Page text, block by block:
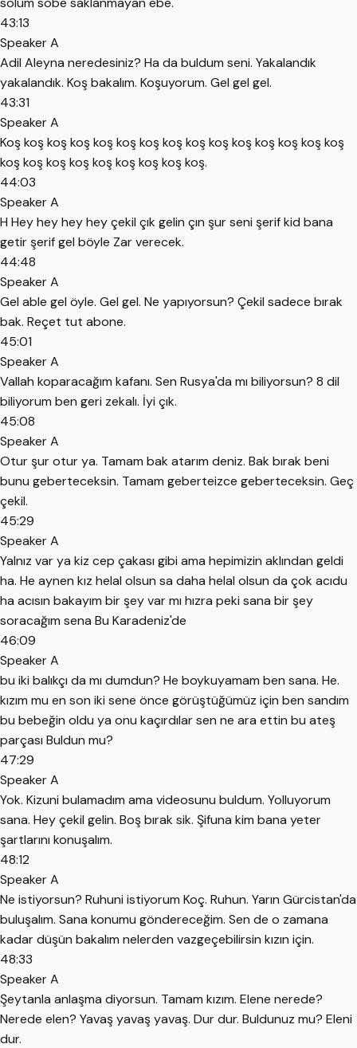
43:13
Speaker A
Adil Aleyna neredesiniz? Ha da buldum seni. Yakalandık
yakalandık. Koş bakalım. Koşuyorum. Gel gel gel.
43:31
Speaker A
Koş koş koş koş koş koş koş koş koş koş koş koş koş koş koş
koş koş koş koş koş koş koş koş koş.
44:03
Speaker A
H Hey hey hey hey çekil çık gelin çın şur seni şerif kid bana
getir şerif gel böyle Zar verecek.
44:48
Speaker A
Gel able gel öyle. Gel gel. Ne yapıyorsun? Çekil sadece bırak
bak. Reçet tut abone.
45:01
Speaker A
Vallah koparacağım kafanı. Sen Rusya'da mı biliyorsun? 8 dil
biliyorum ben geri zekalı. İyi çık.
45:08
Speaker A
Otur şur otur ya. Tamam bak atarım deniz. Bak bırak beni
bunu geberteceksin. Tamam geberteizce geberteceksin. Geç
çekil.
45:29
Speaker A
Yalnız var ya kiz cep çakası gibi ama hepimizin aklından geldi
ha. He aynen kız helal olsun sa daha helal olsun da çok acıdu
ha acısın bakayım bir şey var mı hızra peki sana bir şey
soracağım sena Bu Karadeniz'de
46:09
Speaker A
bu iki balıkçı da mı dumdun? He boykuyamam ben sana. He.
kızım mu en son iki sene önce görüştüğümüz için ben sandım
bu bebeğin oldu ya onu kaçırdılar sen ne ara ettin bu ateş
parçası Buldun mu?
47:29
Speaker A
Yok. Kizuni bulamadım ama videosunu buldum. Yolluyorum
sana. Hey çekil gelin. Boş bırak sik. Şifuna kim bana yeter
şartlarını konuşalım.
48:12
Speaker A
Ne istiyorsun? Ruhuni istiyorum Koç. Ruhun. Yarın Gürcistan'da
buluşalım. Sana konumu göndereceğim. Sen de o zamana
kadar düşün bakalım nelerden vazgeçebilirsin kızın için.
48:33
Speaker A
Şeytanla anlaşma diyorsun. Tamam kızım. Elene nerede?
Nerede elen? Yavaş yavaş yavaş. Dur dur. Buldunuz mu? Eleni
dur.